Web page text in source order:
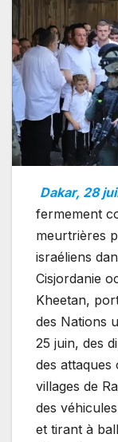
Dakar, 28
fermement
meurtrières
israéliens
Cisjordanie
Kheetan,
des Nations
25 juin, des
des attaques
villages de
des
et tirant à